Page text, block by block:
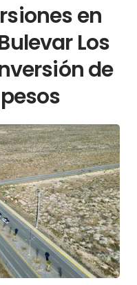
en
Los
de